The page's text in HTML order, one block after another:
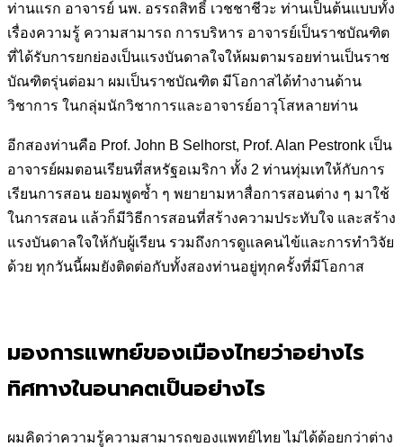
ท่านแรก อาจารย์ นพ. อรรถสิทธิ์ เวชชาชีวะ ท่านเป็นต้นแบบทั้ง
เรื่องความรู้ ความสามารถ การบริหาร อาจารย์เป็นราชบัณฑิต
ที่ได้รับการยกย่องเป็นแรงบันดาลใจให้ผมตามรอยท่านเป็นราช
บัณฑิตรุ่นต่อมา ผมเป็นราชบัณฑิต มีโอกาสได้ทำงานด้าน
วิชาการ ในกลุ่มนักวิชาการและอาจารย์อาวุโสหลายท่าน
อีกสองท่านคือ Prof. John B Selhorst, Prof. Alan Pestronk เป็น
อาจารย์ผมตอนเรียนที่สหรัฐอเมริกา ทั้ง 2 ท่านทุ่มเทให้กับการ
เรียนการสอน ยอมพูดซ้ำ ๆ พยายามหาสื่อการสอนต่าง ๆ มาใช้
ในการสอน แล้วก็มีวิธีการสอนที่สร้างความประทับใจ และสร้าง
แรงบันดาลใจให้กับผู้เรียน รวมถึงการดูแลคนไข้และการทำวิจัย
ด้วย ทุกวันนี้ผมยังติดต่อกับทั้งสองท่านอยู่ทุกครั้งที่มีโอกาส
มองการแพทย์ของเมืองไทยว่าอย่างไร
ทิศทางในอนาคตเป็นอย่างไร
ผมคิดว่าความรู้ความสามารถของแพทย์ไทย ไม่ได้ด้อยกว่าต่าง